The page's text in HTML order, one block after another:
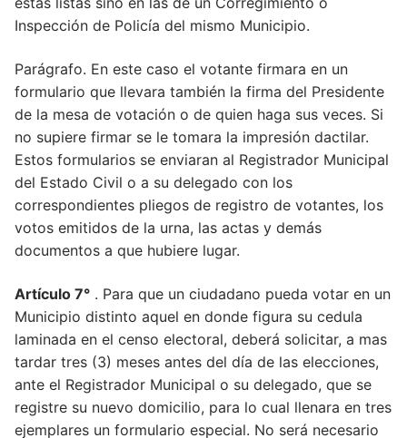
Artículo 3°
Artículo 4°
Artículo 6°
Inspección de Policía del mismo Municipio.
Parágrafo. En este caso el votante firmara en un
formulario que llevara también la firma del Presidente
de la mesa de votación o de quien haga sus veces. Si
no supiere firmar se le tomara la impresión dactilar.
Estos formularios se enviaran al Registrador Municipal
del Estado Civil o a su delegado con los
correspondientes pliegos de registro de votantes, los
votos emitidos de la urna, las actas y demás
documentos a que hubiere lugar.
Artículo 7° . Para que un ciudadano pueda votar en un
Municipio distinto aquel en donde figura su cedula
laminada en el censo electoral, deberá solicitar, a mas
tardar tres (3) meses antes del día de las elecciones,
ante el Registrador Municipal o su delegado, que se
registre su nuevo domicilio, para lo cual llenara en tres
ejemplares un formulario especial. No será necesario